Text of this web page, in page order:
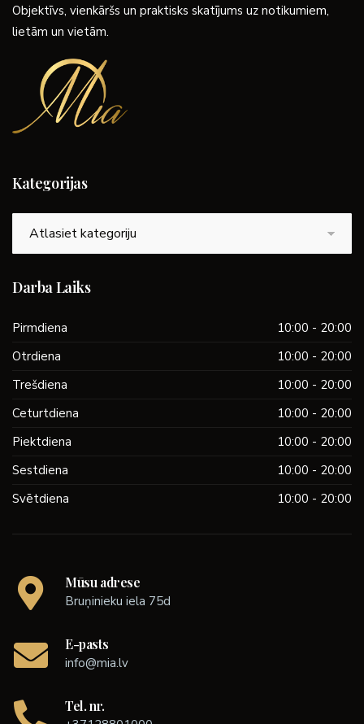
Objektīvs, vienkāršs un praktisks skatījums uz notikumiem,
lietām un vietām.
Kategorijas
Darba Laiks
Pirmdiena
10:00 - 20:00
Otrdiena
10:00 - 20:00
Trešdiena
10:00 - 20:00
Ceturtdiena
10:00 - 20:00
Piektdiena
10:00 - 20:00
Sestdiena
10:00 - 20:00
Svētdiena
10:00 - 20:00
Mūsu adrese
Bruņinieku iela 75d
E-pasts
info@mia.lv
Tel. nr.